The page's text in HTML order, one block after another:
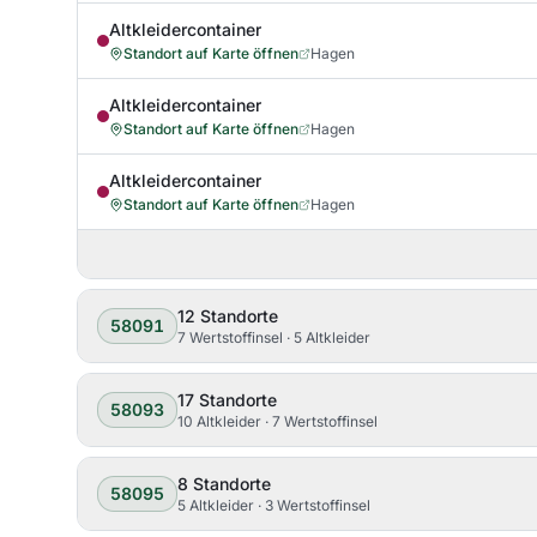
Altkleidercontainer
Standort auf Karte öffnen Hagen
Altkleidercontainer
Standort auf Karte öffnen Hagen
Altkleidercontainer
Standort auf Karte öffnen Hagen
58091 12 Standorte
7 Wertstoffinsel · 5 Altkleider
58093 17 Standorte
10 Altkleider · 7 Wertstoffinsel
58095 8 Standorte
5 Altkleider · 3 Wertstoffinsel